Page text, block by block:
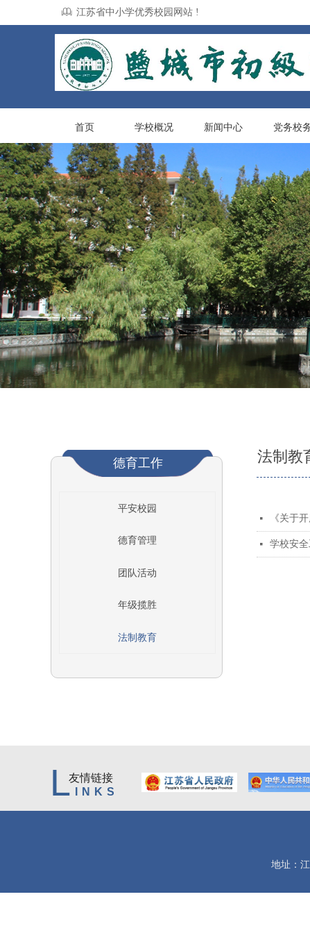
首页 学校概况 新闻中心 党务校
ꁡ 江苏省中小学优秀校园网站 !
平安校园
德育管理
团队活动
年级揽胜
法制教育
德育工作 法制教
넷 《关于
넷 学校安全
L INKS
友情链接
地址：